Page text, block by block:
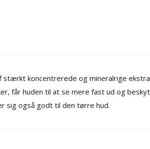
koncentrerede og mineralrige
får huden til at se mere fast ud og
sig også godt til den tørre hud.